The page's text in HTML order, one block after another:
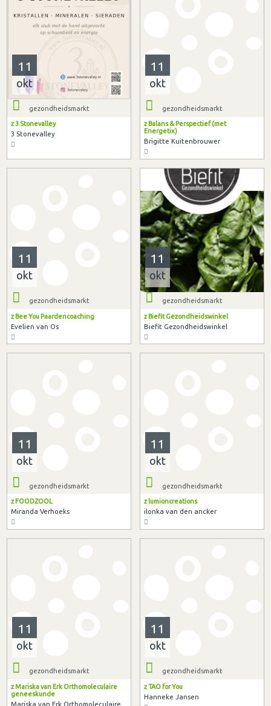
11
okt
gezondheidsmarkt
z 3 Stonevalley
3 Stonevalley
11
okt
gezondheidsmarkt
z Balans & Perspectief (met
Energetix)
Brigitte Kuitenbrouwer
11
okt
gezondheidsmarkt
z Bee You Paardencoaching
Evelien van Os
11
okt
gezondheidsmarkt
z Biefit Gezondheidswinkel
Biefit Gezondheidswinkel
11
okt
gezondheidsmarkt
z FOODZOOL
Miranda Verhoeks
11
okt
gezondheidsmarkt
z lumioncreations
ilonka van den ancker
11
okt
gezondheidsmarkt
z Mariska van Erk Orthomoleculaire
geneeskunde
Mariska van Erk Orthomoleculaire
11
okt
gezondheidsmarkt
z TAO for You
Hanneke Jansen